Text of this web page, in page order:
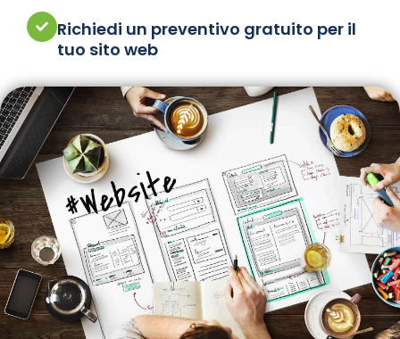
Richiedi un preventivo gratuito per il
tuo sito web